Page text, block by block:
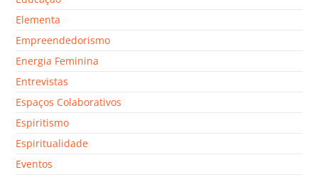
Elementa
Empreendedorismo
Energia Feminina
Entrevistas
Espaços Colaborativos
Espiritismo
Espiritualidade
Eventos